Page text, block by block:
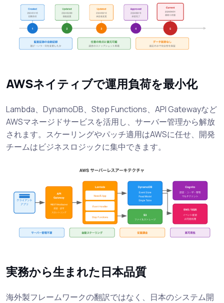
AWSネイティブで運用負荷を最小化
Lambda、DynamoDB、Step Functions、API Gatewayなど
AWSマネージドサービスを活用し、サーバー管理から解放
されます。スケーリングやパッチ適用はAWSに任せ、開発
チームはビジネスロジックに集中できます。
実務から生まれた日本品質
海外製フレームワークの翻訳ではなく、日本のシステム開